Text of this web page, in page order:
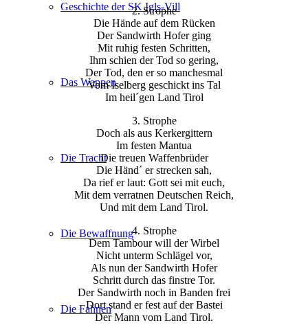
Geschichte der SK Igls-Vill
Das Wappen
Die Tracht
Die Bewaffnung
Die Fahnen
2. Strophe
Die Hände auf dem Rücken
Der Sandwirth Hofer ging
Mit ruhig festen Schritten,
Ihm schien der Tod so gering,
Der Tod, den er so manchesmal
Vom Iselberg geschickt ins Tal
Im heil´gen Land Tirol
3. Strophe
Doch als aus Kerkergittern
Im festen Mantua
Die treuen Waffenbrüder
Die Händ´ er strecken sah,
Da rief er laut: Gott sei mit euch,
Mit dem verratnen Deutschen Reich,
Und mit dem Land Tirol.
4. Strophe
Dem Tambour will der Wirbel
Nicht unterm Schlägel vor,
Als nun der Sandwirth Hofer
Schritt durch das finstre Tor.
Der Sandwirth noch in Banden frei
Dort stand er fest auf der Bastei
Der Mann vom Land Tirol.